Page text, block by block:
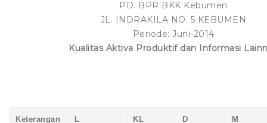
PD. BPR BKK Kebumen
JL. INDRAKILA NO. 5 KEBUMEN
Periode: Juni-2014
Kualitas Aktiva Produktif dan Informasi
Keterangan L KL D M